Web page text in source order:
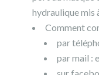
hydraulique
Comment
par
par mail :